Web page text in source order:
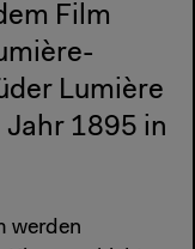
Film
Lumière
1895 in
werden